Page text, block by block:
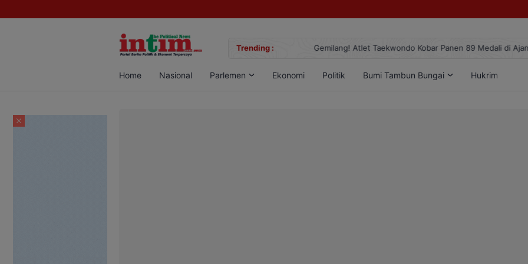
Trending :
Sabu di Pangkalan Bun, Dua Pelaku Diamankan Gemilang! Atlet Taekwondo Kobar Panen 89 Medali di Ajang
Home Nasional Parlemen Ekonomi Politik Bumi Tambun Bungai Hukrim